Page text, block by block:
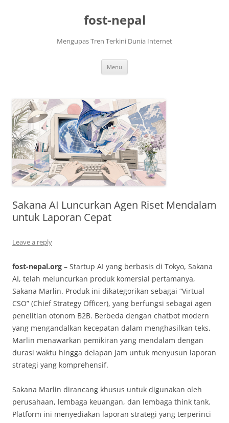
fost-nepal
Mengupas Tren Terkini Dunia Internet
Menu
Sakana AI Luncurkan Agen Riset Mendalam
untuk Laporan Cepat
Leave a reply
fost-nepal.org – Startup AI yang berbasis di Tokyo, Sakana
AI, telah meluncurkan produk komersial pertamanya,
Sakana Marlin. Produk ini dikategorikan sebagai “Virtual
CSO” (Chief Strategy Officer), yang berfungsi sebagai agen
penelitian otonom B2B. Berbeda dengan chatbot modern
yang mengandalkan kecepatan dalam menghasilkan teks,
Marlin menawarkan pemikiran yang mendalam dengan
durasi waktu hingga delapan jam untuk menyusun laporan
strategi yang komprehensif.
Sakana Marlin dirancang khusus untuk digunakan oleh
perusahaan, lembaga keuangan, dan lembaga think tank.
Platform ini menyediakan laporan strategi yang terperinci